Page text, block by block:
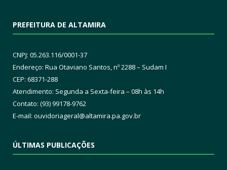
PREFEITURA DE ALTAMIRA
CNPJ: 05.263.116/0001-37
Endereço: Rua Otaviano Santos, nº 2288 – Sudam I
CEP: 68371-288
Atendimento: Segunda a Sexta-feira – 08h às 14h
Contato: (93) 99178-9762
E-mail: ouvidoriageral@altamira.pa.gov.br
ÚLTIMAS PUBLICAÇÕES